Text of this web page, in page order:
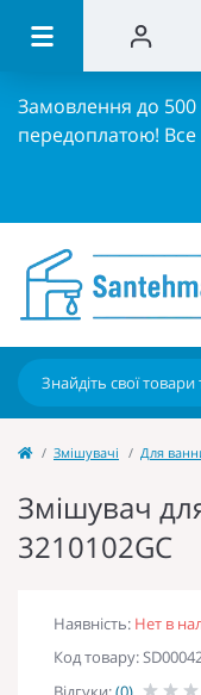
Замовлення до 500
передоплатою! Все
Змішувачі Для
Змішувач
3210102GC
Наявність: Нет в
Код товару: